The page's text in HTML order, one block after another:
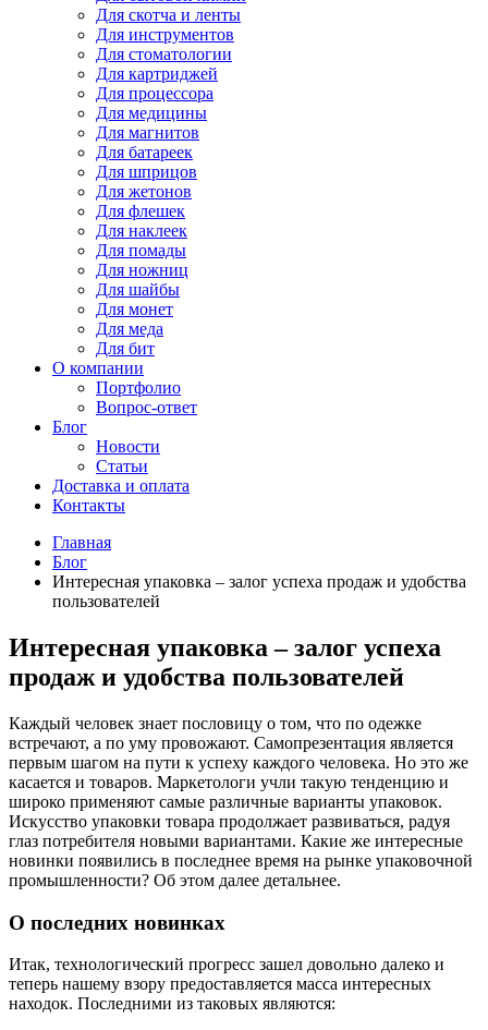
Для скотча и ленты
Для инструментов
Для стоматологии
Для картриджей
Для процессора
Для медицины
Для магнитов
Для батареек
Для шприцов
Для жетонов
Для флешек
Для наклеек
Для помады
Для ножниц
Для шайбы
Для монет
Для меда
Для бит
О компании
Портфолио
Вопрос-ответ
Блог
Новости
Статьи
Доставка и оплата
Контакты
Главная
Блог
Интересная упаковка – залог успеха продаж и удобства
пользователей
Интересная упаковка – залог успеха
продаж и удобства пользователей
Каждый человек знает пословицу о том, что по одежке
встречают, а по уму провожают. Самопрезентация является
первым шагом на пути к успеху каждого человека. Но это же
касается и товаров. Маркетологи учли такую тенденцию и
широко применяют самые различные варианты упаковок.
Искусство упаковки товара продолжает развиваться, радуя
глаз потребителя новыми вариантами. Какие же интересные
новинки появились в последнее время на рынке упаковочной
промышленности? Об этом далее детальнее.
О последних новинках
Итак, технологический прогресс зашел довольно далеко и
теперь нашему взору предоставляется масса интересных
находок. Последними из таковых являются: